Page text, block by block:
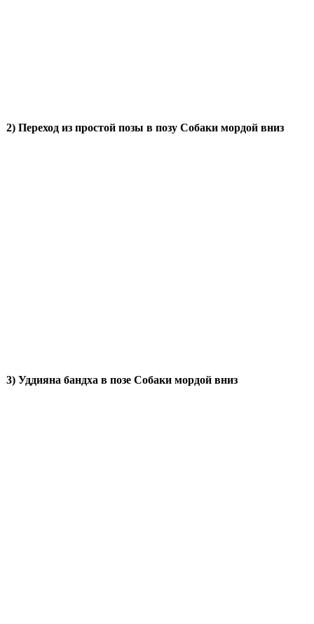
2) Переход из простой позы в позу Собаки мордой вниз
3) Уддияна бандха в позе Собаки мордой вниз